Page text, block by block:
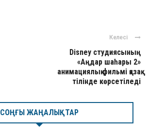
Келесі
Disney студиясының
«Аңдар шаһары 2»
анимациялық фильмі қазақ
тілінде көрсетіледі
СОҢҒЫ ЖАҢАЛЫҚТАР